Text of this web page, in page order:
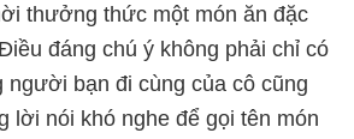
thưởng thức một món ăn đặc
đáng chú ý không phải chỉ có
người bạn đi cùng của cô cũng
lời nói khó nghe để gọi tên món